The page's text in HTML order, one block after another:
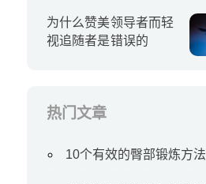
为什么赞美领导者而轻
视追随者是错误的
热门文章
10个有效的臀部锻炼方法